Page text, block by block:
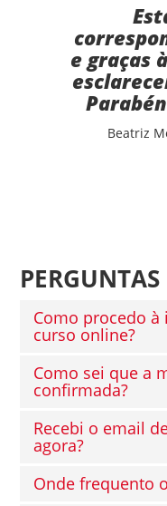
e graças
Beatriz
Como procedo à
curso online?
Como sei que a
confirmada?
Recebi o email
agora?
Onde frequento